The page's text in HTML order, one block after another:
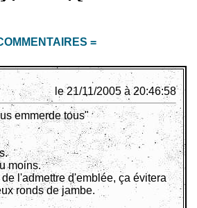
=
le 21/11/2005 à 20:46:58
emmerde tous"
moins.
de l'admettre d'emblée, ça évitera
ronds de jambe.